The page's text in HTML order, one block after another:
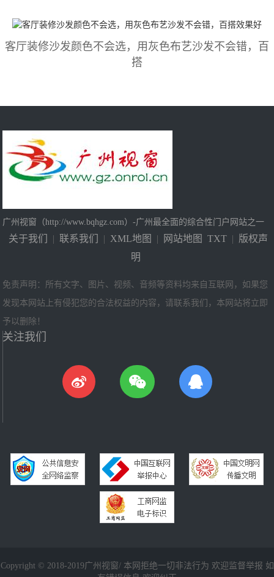
客厅装修沙发颜色不会选，用灰色布艺沙发不会错，百
搭
广州视窗（http://www.bqhgz.com）-广州最全面的综合性门户网站之一
关于我们 | 联系我们 | XML地图 | 网站地图 TXT | 版权声
明
免责声明：所有文字、图片、视频、音频等资料均来自互联网，如果您
发现本网站上有侵犯您的合法权益的内容，请联系我们，本网站将立即
予以删除！
关注我们
Copyright © 2018-2019广州视窗/ 本网拒绝一切非法行为 欢迎监督举报 如